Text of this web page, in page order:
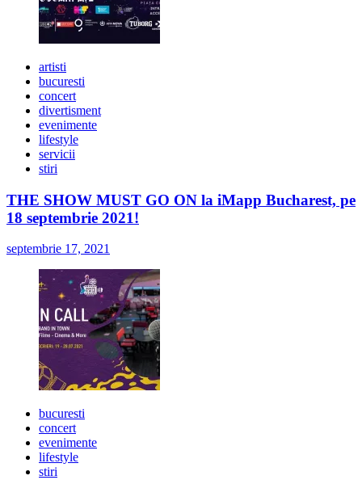
artisti
bucuresti
concert
divertisment
evenimente
lifestyle
servicii
stiri
THE SHOW MUST GO ON la iMapp Bucharest, pe
18 septembrie 2021!
septembrie 17, 2021
bucuresti
concert
evenimente
lifestyle
stiri